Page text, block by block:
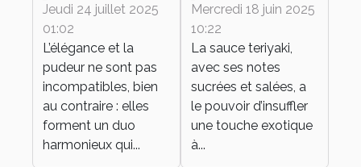
tenue
élégante et
pudique pour
tout
événement ?
Jeudi 24 juillet 2025
01:02
L’élégance et la
pudeur ne sont pas
incompatibles, bien
au contraire : elles
forment un duo
harmonieux qui...
transforme
vos plats du
quotidien
Mercredi 18 juin 2025
10:22
La sauce teriyaki,
avec ses notes
sucrées et salées, a
le pouvoir d’insuffler
une touche exotique
à...